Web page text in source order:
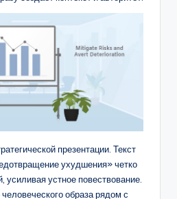
презентации. Текст
ухудшения» четко
усиливая устное повествование.
образа рядом с